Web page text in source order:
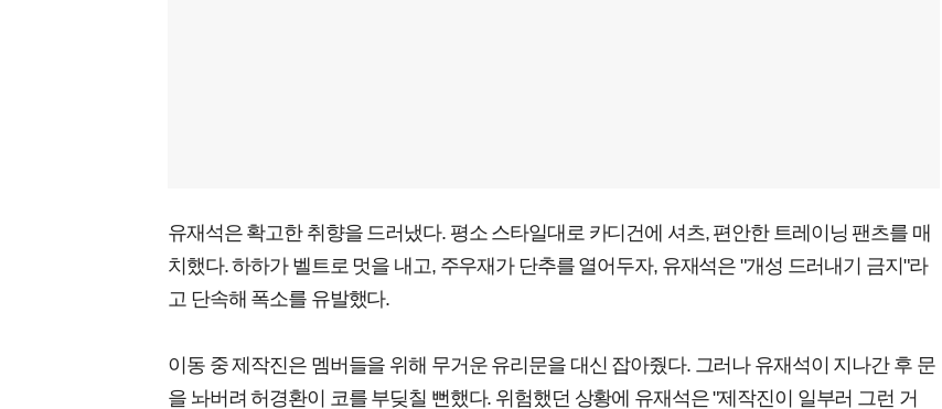
유재석은 확고한 취향을 드러냈다. 평소 스타일대로 카디건에 셔츠, 편안한 트레이닝 팬츠를 매
치했다. 하하가 벨트로 멋을 내고, 주우재가 단추를 열어두자, 유재석은 "개성 드러내기 금지"라
고 단속해 폭소를 유발했다.
이동 중 제작진은 멤버들을 위해 무거운 유리문을 대신 잡아줬다. 그러나 유재석이 지나간 후 문
을 놔버려 허경환이 코를 부딪칠 뻔했다. 위험했던 상황에 유재석은 "제작진이 일부러 그런 거